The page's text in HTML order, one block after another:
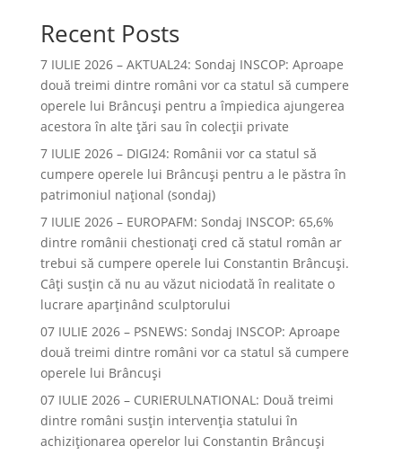
Recent Posts
7 IULIE 2026 – AKTUAL24: Sondaj INSCOP: Aproape
două treimi dintre români vor ca statul să cumpere
operele lui Brâncuşi pentru a împiedica ajungerea
acestora în alte ţări sau în colecţii private
7 IULIE 2026 – DIGI24: Românii vor ca statul să
cumpere operele lui Brâncuși pentru a le păstra în
patrimoniul național (sondaj)
7 IULIE 2026 – EUROPAFM: Sondaj INSCOP: 65,6%
dintre românii chestionați cred că statul român ar
trebui să cumpere operele lui Constantin Brâncuși.
Câți susțin că nu au văzut niciodată în realitate o
lucrare aparținând sculptorului
07 IULIE 2026 – PSNEWS: Sondaj INSCOP: Aproape
două treimi dintre români vor ca statul să cumpere
operele lui Brâncuși
07 IULIE 2026 – CURIERULNATIONAL: Două treimi
dintre români susțin intervenția statului în
achiziționarea operelor lui Constantin Brâncuși